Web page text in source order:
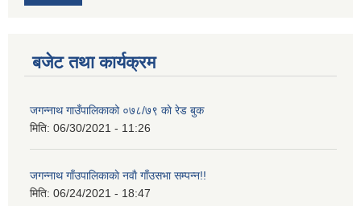
बजेट तथा कार्यक्रम
जगन्नाथ गाउँपालिकाको ०७८/७९ काे रेड बुक
मिति: 06/30/2021 - 11:26
जगन्नाथ गाँउपालिकाकाे नवाै गाँउसभा सम्पन्न!!
मिति: 06/24/2021 - 18:47